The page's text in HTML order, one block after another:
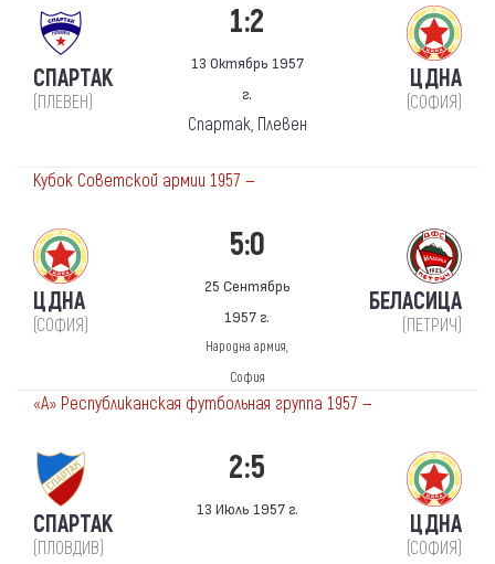
СПАРТАК
(ПЛЕВЕН)
1:2
13 Октябрь 1957
г.
Спартак, Плевен
ЦДНА
(СОФИЯ)
Кубок Советской армии 1957 —
ЦДНА
(СОФИЯ)
5:0
25 Сентябрь
1957 г.
Народна армия,
София
БЕЛАСИЦА
(ПЕТРИЧ)
«А» Республиканская футбольная группа 1957 —
СПАРТАК
(ПЛОВДИВ)
2:5
13 Июль 1957 г.
ЦДНА
(СОФИЯ)